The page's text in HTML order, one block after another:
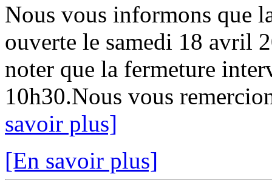
Nous vous informons que
ouverte le samedi 18 avril
noter que la fermeture
10h30.Nous vous
savoir plus]
[En savoir plus]